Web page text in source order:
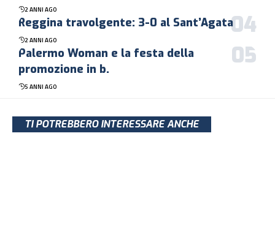
2 ANNI AGO
Reggina travolgente: 3-0 al Sant’Agata
2 ANNI AGO
Palermo Woman e la festa della
promozione in b.
5 ANNI AGO
TI POTREBBERO INTERESSARE ANCHE